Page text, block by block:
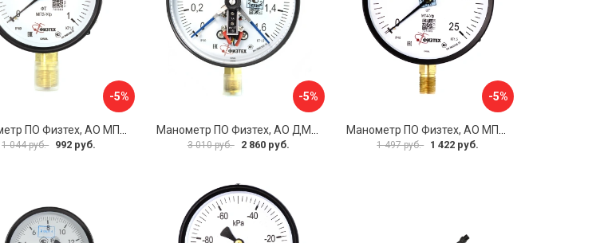
-5%
1 044 руб. 992 руб.
-5%
3 010 руб. 2 860 руб.
-5%
1 497 руб. 1 422 руб.